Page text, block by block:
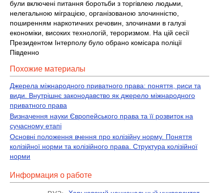
були включені питання боротьби з торгівлею людьми,
нелегальною міграцією, організованою злочинністю,
поширенням наркотичних речовин, злочинами в галузі
економіки, високих технологій, тероризмом. На цій сесії
Президентом Інтерполу було обрано комісара поліції
Південно
Похожие материалы
Джерела міжнародного приватного права: поняття, риси та
види. Внутрішнє законодавство як джерело міжнародного
приватного права
Визначення науки Європейського права та її розвиток на
сучасному етапі
Основні положення вчення про колізійну норму. Поняття
колізійної норми та колізійного права. Структура колізійної
норми
Информация о работе